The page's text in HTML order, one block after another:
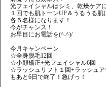
光フェイシャルはシミ、乾燥ケア
１回でも肌トーンUP＆うるうる
各５名様になります！
今がチャンス！
お早目にお電話を(^-^)/
今月キャンペーン
☆全身脱毛12回
☆小顔矯正+光フェイシャル6回
☆ラッシュリフト１回+ラッシュア
もあと6日で終了！急げっ！